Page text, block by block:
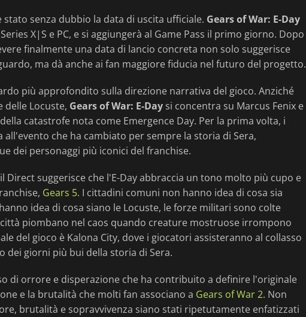
senza dubbio la data di uscita ufficiale. Gears of War: E-Day
X|S e PC, e si aggiungerà al Game Pass il primo giorno. Dopo
finalmente una data di lancio concreta non solo suggerisce
ma dà anche ai fan maggiore fiducia nel futuro del progetto.
più approfondito sulla direzione narrativa del gioco. Anziché
delle Locuste, Gears of War: E-Day si concentra su Marcus Fenix e
catastrofe nota come Emergence Day. Per la prima volta, i
che ha cambiato per sempre la storia di Sera,
dei personaggi più iconici del franchise.
suggerisce che l'E-Day abbraccia un tono molto più cupo e
Gears 5. I cittadini comuni non hanno idea di cosa sia
idea di cosa siano le Locuste, le forze militari sono colte
piombano nel caos quando creature mostruose irrompono
del gioco è Kalona City, dove i giocatori assisteranno al collasso
dei giorni più bui della storia di Sera.
di orrore e disperazione che ha contribuito a definire l'originale
e la brutalità che molti fan associano a Gears of War 2. Non
brutalità e sopravvivenza siano stati ripetutamente enfatizzati